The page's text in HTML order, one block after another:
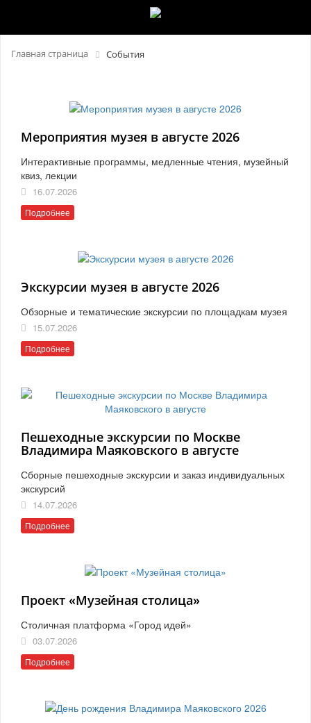
Главная страница События
Мероприятия музея в августе 2026
Интерактивные программы, медленные чтения, музейный
квиз, лекции
16.07.2026
Подробнее
Экскурсии музея в августе 2026
Обзорные и тематические экскурсии по площадкам музея
15.07.2026
Подробнее
Пешеходные экскурсии по Москве
Владимира Маяковского в августе
Сборные пешеходные экскурсии и заказ индивидуальных
экскурсий
14.07.2026
Подробнее
Проект «Музейная столица»
Столичная платформа «Город идей»
03.07.2026
Подробнее